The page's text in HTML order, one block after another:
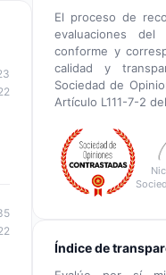
El proceso de
evaluaciones
conforme y
calidad y
Sociedad de
Artículo L111-7-2
Índice de